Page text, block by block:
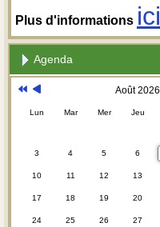
Plus d'informations ici
Agenda
Août 2026
Lun Mar Mer Jeu
3 4 5 6
10 11 12 13
17 18 19 20
24 25 26 27